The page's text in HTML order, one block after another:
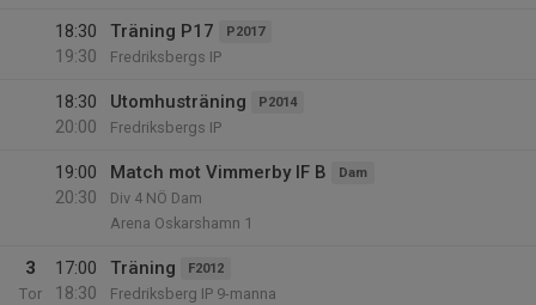
18:30
19:30
Träning P17 P2017
Fredriksbergs IP
18:30
20:00
Utomhusträning P2014
Fredriksbergs IP
19:00
20:30
Match mot Vimmerby IF B Dam
Div 4 NÖ Dam
Arena Oskarshamn 1
3
Tor
17:00
18:30
Träning F2012
Fredriksberg IP 9-manna